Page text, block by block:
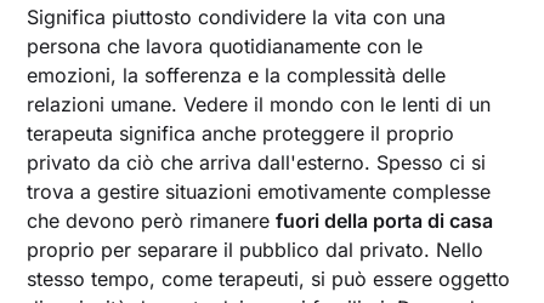
Significa piuttosto condividere la vita con una
persona che lavora quotidianamente con le
emozioni, la sofferenza e la complessità delle
relazioni umane. Vedere il mondo con le lenti di un
terapeuta significa anche proteggere il proprio
privato da ciò che arriva dall'esterno. Spesso ci si
trova a gestire situazioni emotivamente complesse
che devono però rimanerefuori della porta di casa
proprio per separare il pubblico dal privato. Nello
stesso tempo, come terapeuti, si può essere oggetto